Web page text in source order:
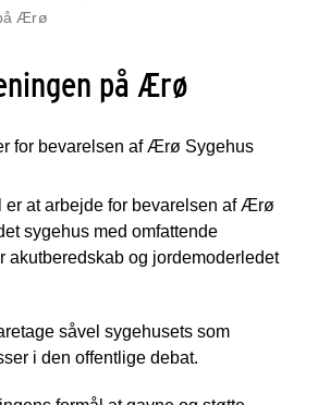
Ærø
på Ærø
for bevarelsen af Ærø Sygehus
er at arbejde for bevarelsen af Ærø
sygehus med omfattende
akutberedskab og jordemoderledet
såvel sygehusets som
i den offentlige debat.